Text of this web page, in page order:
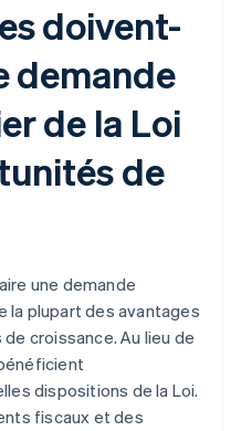
doivent-
demande
de la Loi
de
une demande
la plupart des avantages
croissance. Au lieu de
dispositions de la Loi.
fiscaux et des